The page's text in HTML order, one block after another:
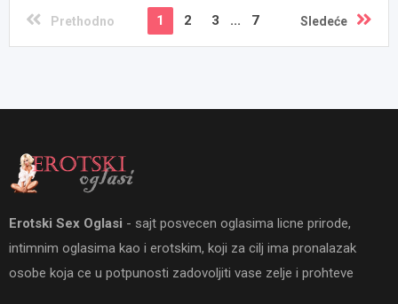
Prethodno 1 2 3 ... 7 Sledeće
Erotski Sex Oglasi - sajt posvecen oglasima licne prirode,
intimnim oglasima kao i erotskim, koji za cilj ima pronalazak
osobe koja ce u potpunosti zadovoljiti vase zelje i prohteve